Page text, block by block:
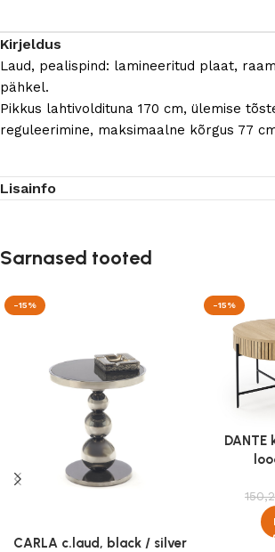
Kirjeldus
Laud, pealispind: lamineeritud plaat,
pähkel.
Pikkus lahtivoldituna 170 cm, ülemise
reguleerimine, maksimaalne kõrgus 77
Lisainfo
Sarnased tooted
-15%
CARLA c.laud, black / silver
-15%
DANTE